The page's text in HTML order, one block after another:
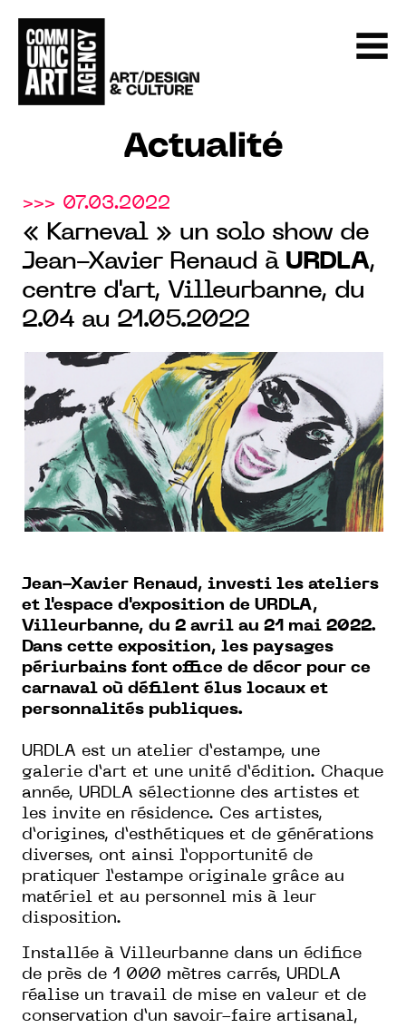
Actualité
>>> 07.03.2022
« Karneval » un solo show de
Jean-Xavier Renaud à URDLA,
centre d'art, Villeurbanne, du
2.04 au 21.05.2022
Jean-Xavier Renaud, investi les ateliers
et l'espace d'exposition de URDLA,
Villeurbanne, du 2 avril au 21 mai 2022.
Dans cette exposition, les paysages
périurbains font office de décor pour ce
carnaval où défilent élus locaux et
personnalités publiques.
URDLA est un atelier d’estampe, une
galerie d’art et une unité d’édition. Chaque
année, URDLA sélectionne des artistes et
les invite en résidence. Ces artistes,
d’origines, d’esthétiques et de générations
diverses, ont ainsi l’opportunité de
pratiquer l’estampe originale grâce au
matériel et au personnel mis à leur
disposition.
Installée à Villeurbanne dans un édifice
de près de 1 000 mètres carrés, URDLA
réalise un travail de mise en valeur et de
conservation d’un savoir-faire artisanal,